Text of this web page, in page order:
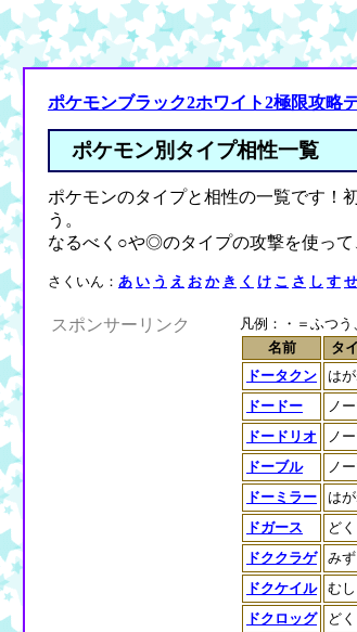
ポケモンブラック2ホワイト2極限攻略
ポケモン別タイプ相性一覧
ポケモンのタイプと相性の一覧です！
う。
なるべく○や◎のタイプの攻撃を使って
さくいん： あ い う え お か き く け こ さ し す せ
スポンサーリンク
凡例：・＝ふつ
名前
タ
ドータクン
は
ドードー
ノ
ドードリオ
ノ
ドーブル
ノ
ドーミラー
は
ドガース
どく
ドククラゲ
みず
ドクケイル
むし
ドクロッグ
どく